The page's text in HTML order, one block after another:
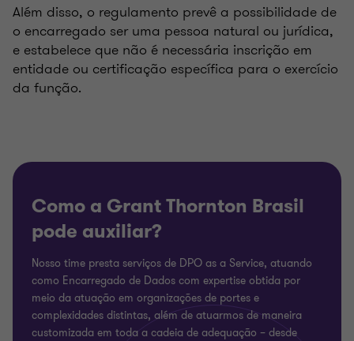
Além disso, o regulamento prevê a possibilidade de
o encarregado ser uma pessoa natural ou jurídica,
e estabelece que não é necessária inscrição em
entidade ou certificação específica para o exercício
da função.
Como a Grant Thornton Brasil
pode auxiliar?
Nosso time presta serviços de DPO as a Service, atuando
como Encarregado de Dados com expertise obtida por
meio da atuação em organizações de portes e
complexidades distintas, além de atuarmos de maneira
customizada em toda a cadeia de adequação – desde